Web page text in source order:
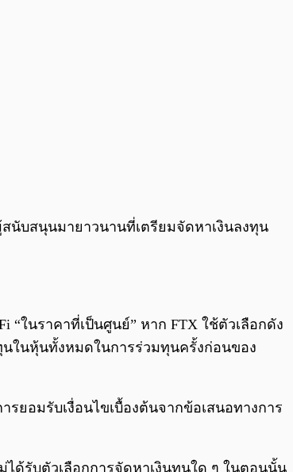
สนับสนุนมายาวนานที่เตรียมจัดหาเงินลงทุน
“ในราคาที่เป็นศูนย์” หาก FTX ใช้ตัวเลือกดัง
ในหุ้นทั้งหมดในการร่วมทุนครั้งก่อนของ
รยอมรับเงื่อนไขเบื้องต้นจากข้อเสนอทางการ
ได้รับตัวเลือกการจัดหาเงินทุนใด ๆ ในตอนนั้น